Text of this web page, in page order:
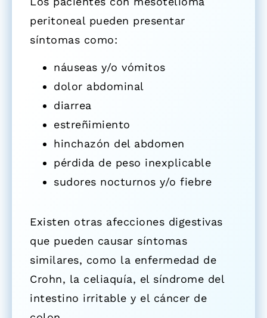
peritoneal pueden presentar
síntomas como:
náuseas y/o vómitos
dolor abdominal
diarrea
estreñimiento
hinchazón del abdomen
pérdida de peso inexplicable
sudores nocturnos y/o fiebre
Existen otras afecciones digestivas
que pueden causar síntomas
similares, como la enfermedad de
Crohn, la celiaquía, el síndrome del
intestino irritable y el cáncer de